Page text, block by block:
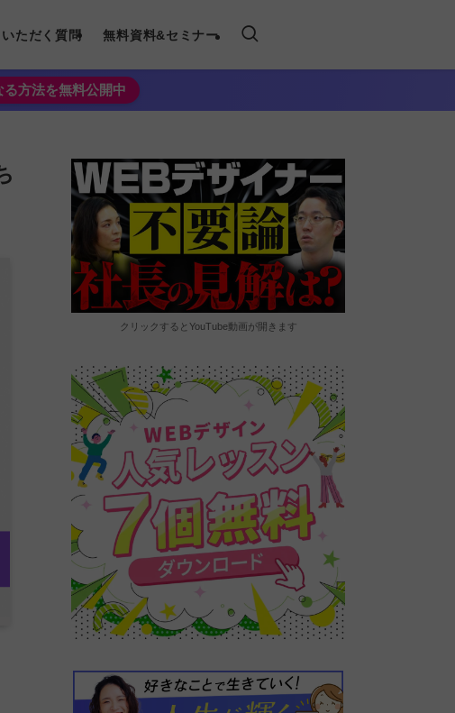
いただく質問 無料資料&セミナー
方法を無料公開中
クリックするとYouTube動画が開きます